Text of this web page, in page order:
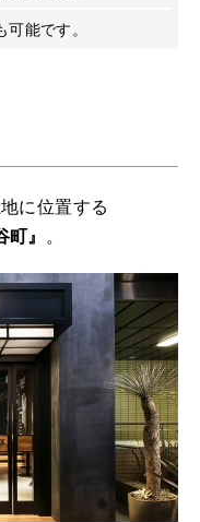
能です。
に位置する
』
。